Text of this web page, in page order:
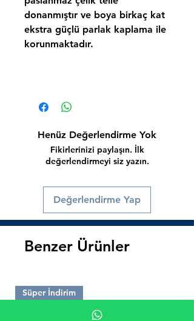
donanmıştır ve boya birkaç kat
ekstra güçlü parlak kaplama ile
korunmaktadır.
Henüz Değerlendirme Yok
Fikirlerinizi paylaşın. İlk
değerlendirmeyi siz yazın.
Değerlendirme Yap
Benzer Ürünler
Süper İndirim